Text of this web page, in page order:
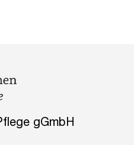
gGmbH